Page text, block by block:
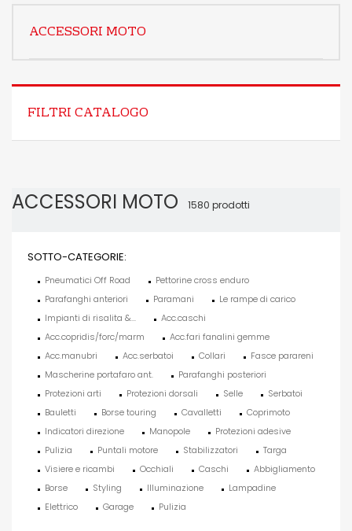
ACCESSORI MOTO
FILTRI CATALOGO
ACCESSORI MOTO 1580 prodotti
SOTTO-CATEGORIE:
Pneumatici Off Road
Pettorine cross enduro
Parafanghi anteriori
Paramani
Le rampe di carico
Impianti di risalita &...
Acc.caschi
Acc.copridis/forc/marm
Acc.fari fanalini gemme
Acc.manubri
Acc.serbatoi Collari
Fasce parareni
Mascherine portafaro ant.
Parafanghi posteriori
Protezioni arti
Protezioni dorsali Selle
Serbatoi
Bauletti
Borse touring Cavalletti
Coprimoto
Indicatori direzione
Manopole
Protezioni adesive
Pulizia
Puntali motore Stabilizzatori
Targa
Visiere e ricambi
Occhiali Caschi
Abbigliamento
Borse
Styling Illuminazione
Lampadine
Elettrico
Garage Pulizia